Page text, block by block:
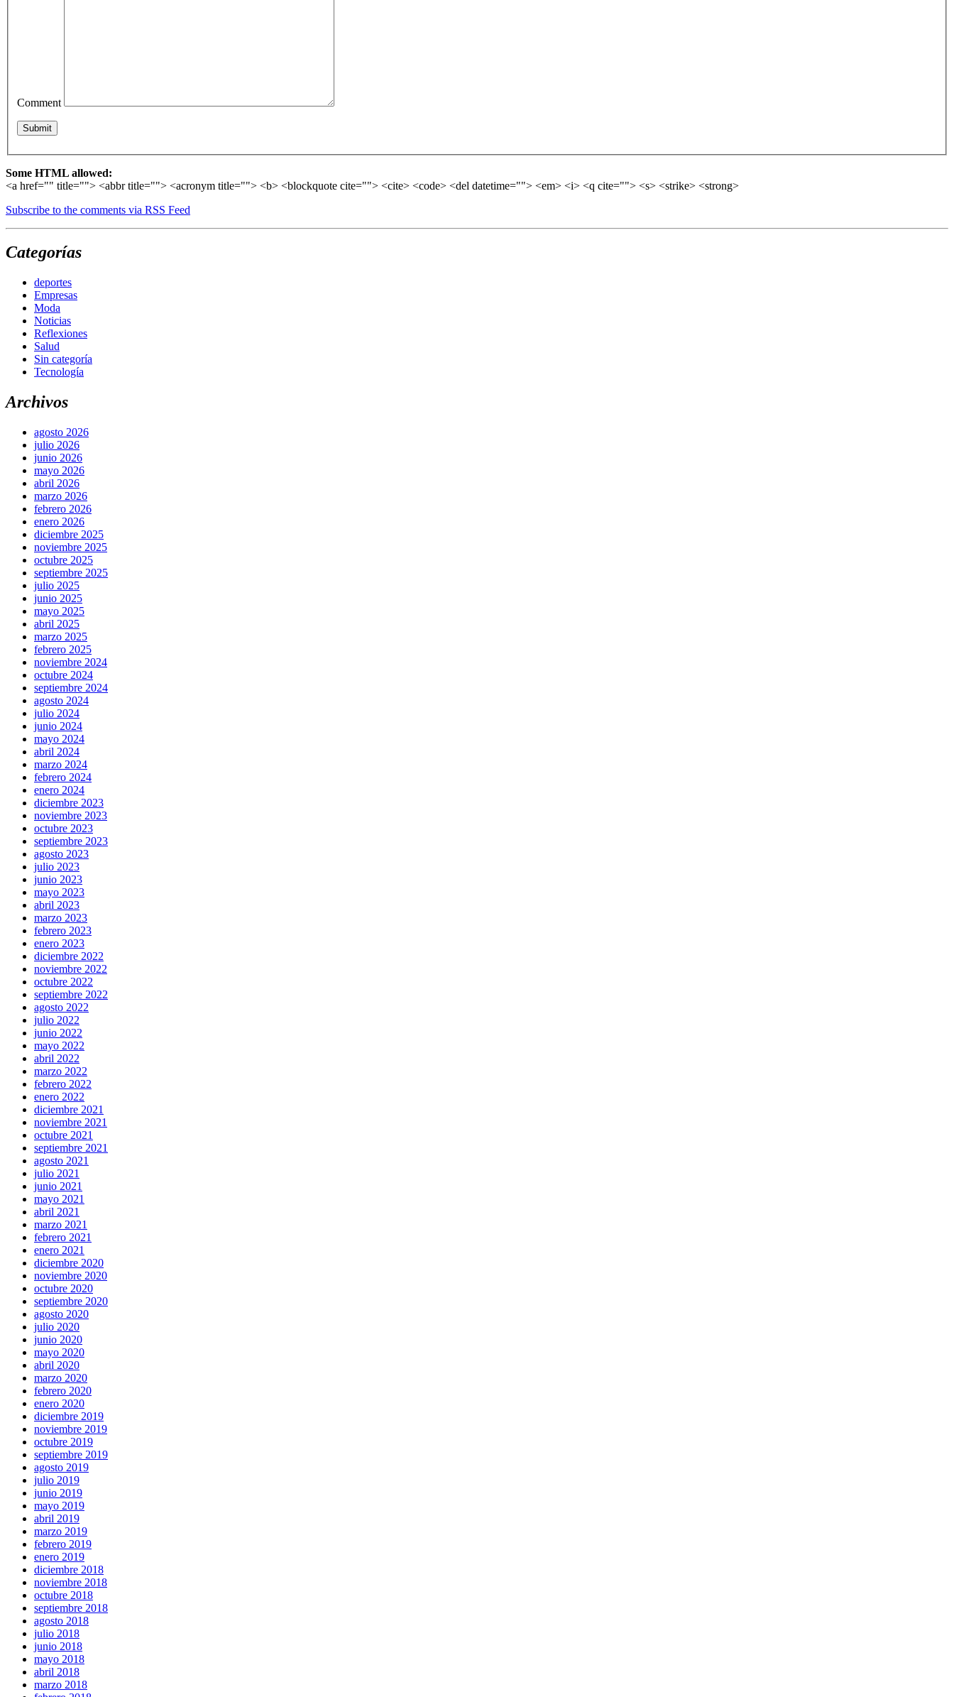
Comment
Some HTML allowed:
<a href="" title=""> <abbr title=""> <acronym title=""> <b> <blockquote cite=""> <cite> <code> <del datetime=""> <em> <i> <q cite=""> <s> <strike> <strong>
Subscribe to the comments via RSS Feed
Categorías
deportes
Empresas
Moda
Noticias
Reflexiones
Salud
Sin categoría
Tecnología
Archivos
agosto 2026
julio 2026
junio 2026
mayo 2026
abril 2026
marzo 2026
febrero 2026
enero 2026
diciembre 2025
noviembre 2025
octubre 2025
septiembre 2025
julio 2025
junio 2025
mayo 2025
abril 2025
marzo 2025
febrero 2025
noviembre 2024
octubre 2024
septiembre 2024
agosto 2024
julio 2024
junio 2024
mayo 2024
abril 2024
marzo 2024
febrero 2024
enero 2024
diciembre 2023
noviembre 2023
octubre 2023
septiembre 2023
agosto 2023
julio 2023
junio 2023
mayo 2023
abril 2023
marzo 2023
febrero 2023
enero 2023
diciembre 2022
noviembre 2022
octubre 2022
septiembre 2022
agosto 2022
julio 2022
junio 2022
mayo 2022
abril 2022
marzo 2022
febrero 2022
enero 2022
diciembre 2021
noviembre 2021
octubre 2021
septiembre 2021
agosto 2021
julio 2021
junio 2021
mayo 2021
abril 2021
marzo 2021
febrero 2021
enero 2021
diciembre 2020
noviembre 2020
octubre 2020
septiembre 2020
agosto 2020
julio 2020
junio 2020
mayo 2020
abril 2020
marzo 2020
febrero 2020
enero 2020
diciembre 2019
noviembre 2019
octubre 2019
septiembre 2019
agosto 2019
julio 2019
junio 2019
mayo 2019
abril 2019
marzo 2019
febrero 2019
enero 2019
diciembre 2018
noviembre 2018
octubre 2018
septiembre 2018
agosto 2018
julio 2018
junio 2018
mayo 2018
abril 2018
marzo 2018